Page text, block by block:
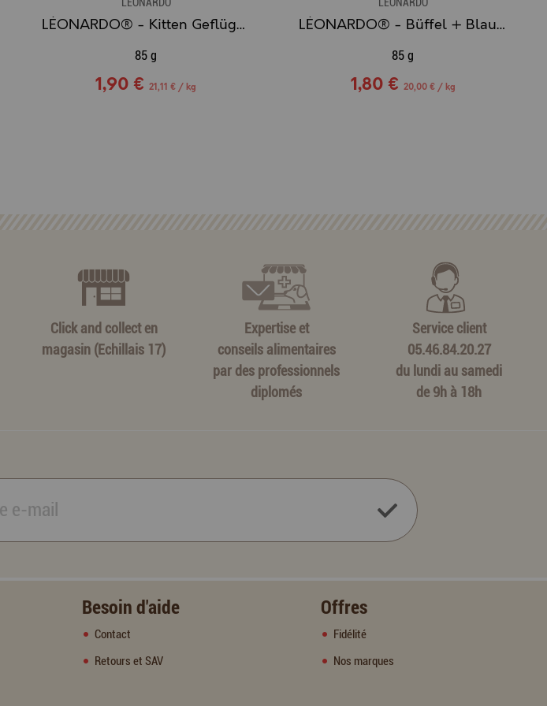
LÉONARDO® - Kitten Geflügel - Pâté de volaille pour Chaton
85 g
1,90 € 21,11 € / kg
LÉONARDO® - Büffel + Blaubeeren - Pâté de Buffle aux Myrtilles
85 g
1,80 € 20,00 € / kg
Click and collect en
magasin (Echillais 17)
Expertise et
conseils alimentaires
par des professionnels
diplomés
Service client
05.46.84.20.27
du lundi au samedi
de 9h à 18h
Besoin d'aide
Contact
Retours et SAV
Offres
Fidélité
Nos marques